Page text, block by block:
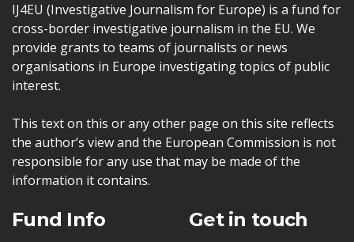
IJ4EU (Investigative Journalism for Europe) is a fund for
cross-border investigative journalism in the EU. We
provide grants to teams of journalists or news
organisations in Europe investigating topics of public
interest.
This text on this or any other page on this site reflects
the author’s view and the European Commission is not
responsible for any use that may be made of the
information it contains.
Fund Info Get in touch